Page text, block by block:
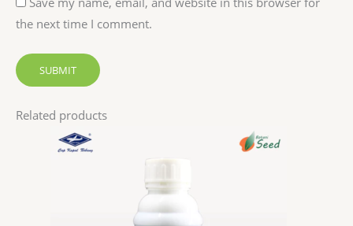
the next time I comment.
Related products